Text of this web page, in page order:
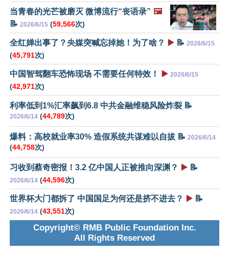
当青春的光芒被磨灭 微博流行“丧语录” 🖼️
📝 2026/6/15 (59,566次)
全红婵出事了？央媒突喊忘掉她！为了啥？ ▶️ 📝 2026/6/15
(45,791次)
中国智驾翻车恐怖现场 不需要任何特效！ ▶️ 2026/6/15
(42,971次)
利率低到1%汇率飙到6.8 中共金融维稳风险炸裂 📝
2026/6/14 (44,789次)
爆料：高校就业率30% 造假系统共谋难以自拔 📝 2026/6/14
(44,758次)
习收到蔡奇密报！3.2 亿中国人正被推向深渊？ ▶️ 📝
2026/6/14 (44,596次)
世界杯大门都拆了 中国国足为何还是挤不进去？ ▶️ 📝
2026/6/14 (43,551次)
Copyright© RMB Public Foundation Inc.
All Rights Reserved